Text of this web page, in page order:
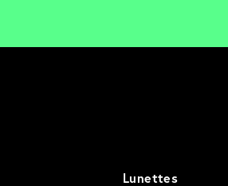
Lunettes